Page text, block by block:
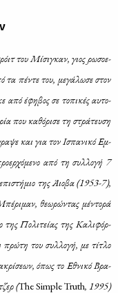
του Μί­σι­γκαν, γιος ρω­σο­ε­
πέ­ντε του, με­γά­λω­σε στον
έφη­βος σε το­πι­κές αυ­το­
που κα­θό­ρι­σε τη στρά­τευ­ση
και για τον Ισπα­νι­κό Εμ­
από τη συλ­λο­γή 7
της Άιο­βα (1953-7),
θε­ω­ρώ­ντας μέ­ντο­ρά
της Πο­λι­τεί­ας της Κα­λι­φόρ­
του συλ­λο­γή, με τί­τλο
όπως το Εθνι­κό Βρα­
(The Simple Truth, 1995)